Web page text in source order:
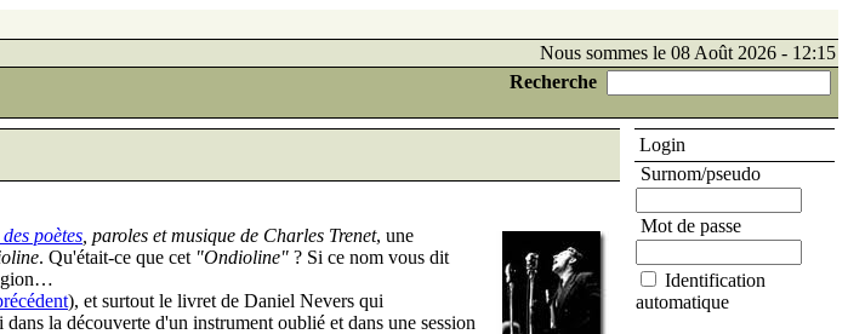
Nous sommes le 08 Août 2026 - 12:15
Recherche
des poètes , paroles et musique de Charles Trenet, une
. Qu'était-ce que cet "Ondioline" ? Si ce nom vous dit
), et surtout le livret de Daniel Nevers qui
la découverte d'un instrument oublié et dans une session
Login
Surnom/pseudo
Mot de passe
Identification
automatique